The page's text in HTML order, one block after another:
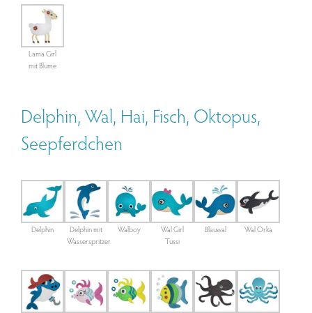
Lama Girl
mit Blume
Delphin, Wal, Hai, Fisch, Oktopus,
Seepferdchen
Delphin
Delphin mit
Wasserspritzer
Walboy
Wal Girl
Tussi
Blauwal Wal Orka